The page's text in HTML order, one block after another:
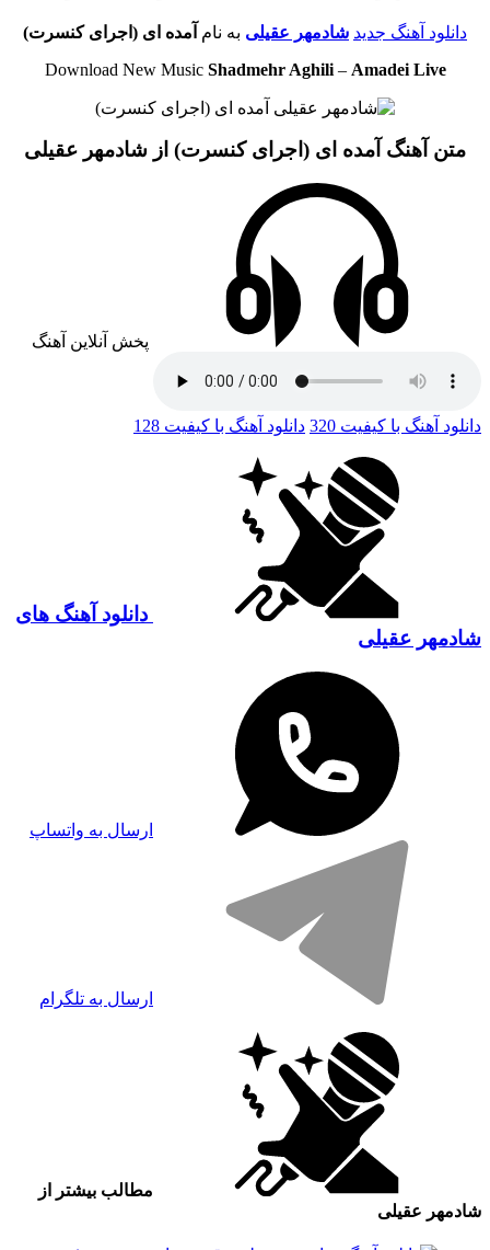
دانلود آهنگ جدید شادمهر عقیلی به نام آمده ای (اجرای کنسرت)
Download New Music Shadmehr Aghili– Amadei Live
متن آهنگ آمده ای (اجرای کنسرت) از شادمهر عقیلی
پخش آنلاین آهنگ
دانلود آهنگ با کیفیت 320 دانلود آهنگ با کیفیت 128
دانلود آهنگ های
شادمهر عقیلی
ارسال به واتساپ
ارسال به تلگرام
مطالب بیشتر از
شادمهر عقیلی